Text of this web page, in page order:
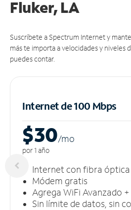
Fluker, LA
Suscríbete a Spectrum Internet y
más te importa a velocidades y niveles
puedes contar.
Internet de 100 Mbps
$30/mo
por 1 año
Internet con fibra óptica
Módem gratis
Agrega WiFi Avanzado
Sin límite de datos, sin